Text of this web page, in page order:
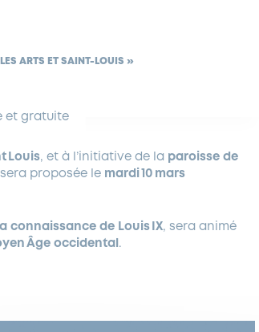
ARTS ET SAINT-LOUIS »
et gratuite
Louis, et à l’initiative de la paroisse de
proposée le mardi 10 mars
connaissance de Louis IX, sera animé
Âge occidental .